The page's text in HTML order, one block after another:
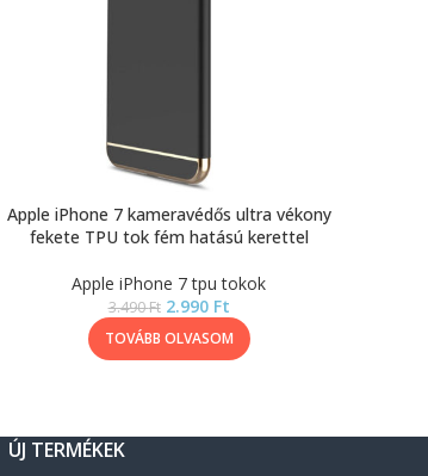
Apple iPhone 7 kameravédős ultra vékony
fekete TPU tok fém hatású kerettel
Apple iPhone 7 tpu tokok
3.490Ft 2.990 Ft
TOVÁBB OLVASOM
ÚJ TERMÉKEK